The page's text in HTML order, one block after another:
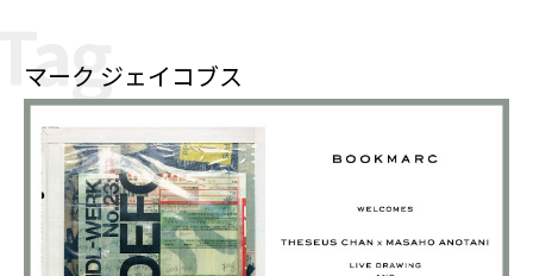
マーク ジェイコブス